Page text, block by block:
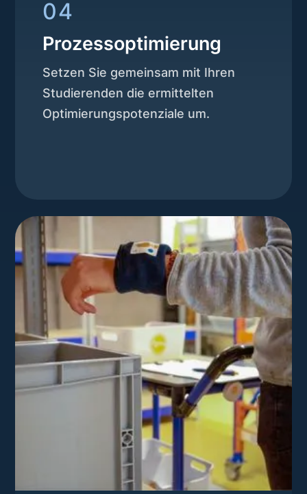
04
Prozessoptimierung
Setzen Sie gemeinsam mit Ihren
Studierenden die ermittelten
Optimierungspotenziale um.